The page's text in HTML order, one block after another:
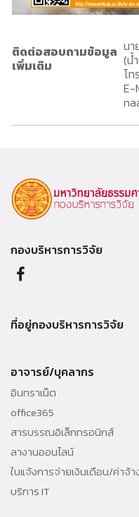
ติดต่อสอบถามข้อมูล
เพิ่มเติม
นา
(น้
โท
E-
กองบริหารการวิจัย
ที่อยู่กองบริหารการวิจัย
99 หมู่ 18 ถ.พหลโยธิน ต.คลอง
อ.คลองหลวง จ.ปทุมธานี 12120
โทรศัพท์ +66 (0) 2564-4440-
โทรสาร +66 (0) 2564-3151
อาจารย์/บุคลากร
อินทราเน็ต
office365
สารบรรณอิเล็กทรอนิกส์
ลางานออนไลน์
ใบแจ้งการจ่ายเงินเดือน/ค่าจ้า
บริการ IT